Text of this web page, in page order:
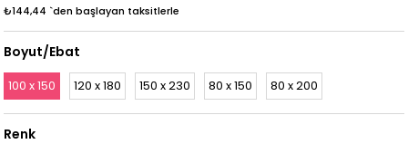
₺144,44 `den başlayan taksitlerle
Boyut/Ebat
100 x 150 120 x 180 150 x 230 80 x 150 80 x 200
Renk